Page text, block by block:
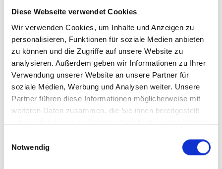
Diese Webseite verwendet Cookies
Wir verwenden Cookies, um Inhalte und Anzeigen zu
personalisieren, Funktionen für soziale Medien anbieten
zu können und die Zugriffe auf unsere Website zu
analysieren. Außerdem geben wir Informationen zu Ihrer
Verwendung unserer Website an unsere Partner für
soziale Medien, Werbung und Analysen weiter. Unsere
Partner führen diese Informationen möglicherweise mit
weiteren Daten zusammen, die Sie ihnen bereitgestellt
haben oder die sie im Rahmen Ihrer Nutzung der Dienste
Notwendig
charakteristisch für die damalige Zeit ist.
Entlang des Vinschgaus, und teilweise entlang der
Strecke der Vinschger Bahn, führt dieEtschradroute
ein beliebter Radweg entlang der antiken StraßeVia
Claudia Augusta
. Die Strecke ist ideal für Familien
und mit der bikemobil Card lassen sich eine
panoramareiche Fahrt mit der Vinschger Bahn und
gemütliches Radfahren perfekt verbinden.
ZURÜCK ZUR ÜBERSICHTSEITE